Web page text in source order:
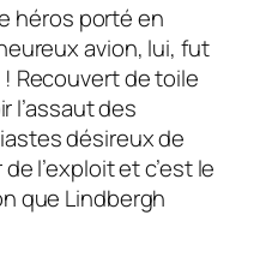
héros porté en
avion, lui, fut
Recouvert de toile
l’assaut des
désireux de
l’exploit et c’est le
que Lindbergh